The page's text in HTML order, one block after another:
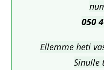
050
Ellemme heti
Sinulle